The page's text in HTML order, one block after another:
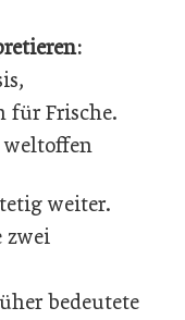
für Frische.
weiter.
zwei
bedeutete